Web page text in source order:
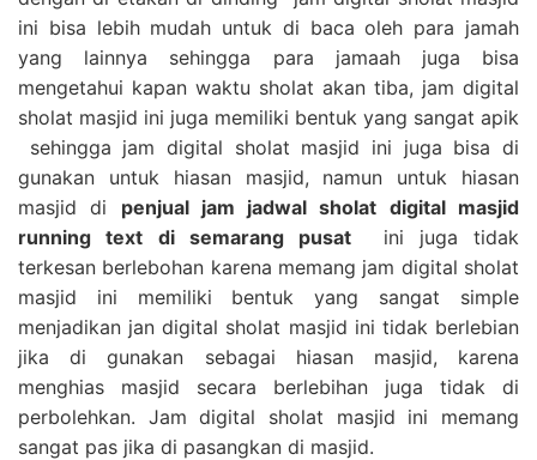
ini bisa lebih mudah untuk di baca oleh para jamah
yang lainnya sehingga para jamaah juga bisa
mengetahui kapan waktu sholat akan tiba, jam digital
sholat masjid ini juga memiliki bentuk yang sangat apik
sehingga jam digital sholat masjid ini juga bisa di
gunakan untuk hiasan masjid, namun untuk hiasan
masjid di penjual jam jadwal sholat digital masjid
running text di semarang pusat ini juga tidak
terkesan berlebohan karena memang jam digital sholat
masjid ini memiliki bentuk yang sangat simple
menjadikan jan digital sholat masjid ini tidak berlebian
jika di gunakan sebagai hiasan masjid, karena
menghias masjid secara berlebihan juga tidak di
perbolehkan. Jam digital sholat masjid ini memang
sangat pas jika di pasangkan di masjid.